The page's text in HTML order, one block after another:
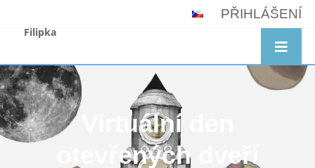
PŘIHLÁŠENÍ
Filipka
Virtuální den
otevřených dveří